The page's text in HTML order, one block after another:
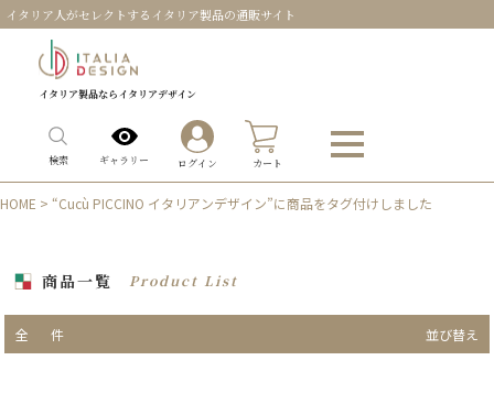
イタリア人がセレクトするイタリア製品の通販サイト
イタリア製品ならイタリアデザイン
検索 ギャラリー ログイン カート
HOME > “Cucù PICCINO イタリアンデザイン”に商品をタグ付けしました
商品一覧 Product List
全 件 並び替え